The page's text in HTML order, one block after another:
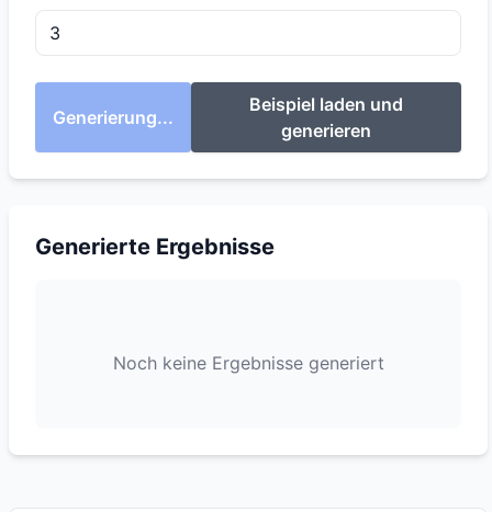
Generierung...
Beispiel laden und
generieren
Generierte Ergebnisse
Noch keine Ergebnisse generiert